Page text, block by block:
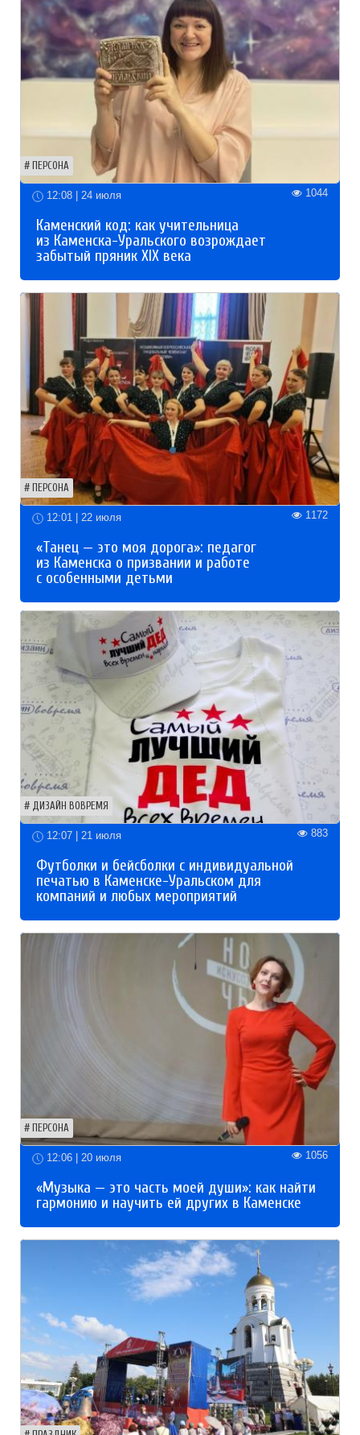
ПЕРСОНА
12:08 | 24 июля 1044
Каменский код: как учительница
из Каменска-Уральского возрождает
забытый пряник XIX века
ПЕРСОНА
12:01 | 22 июля 1172
«Танец — это моя дорога»: педагог
из Каменска о призвании и работе
с особенными детьми
ДИЗАЙН ВОВРЕМЯ
12:07 | 21 июля 883
Футболки и бейсболки с индивидуальной
печатью в Каменске-Уральском для
компаний и любых мероприятий
ПЕРСОНА
12:06 | 20 июля 1056
«Музыка — это часть моей души»: как найти
гармонию и научить ей других в Каменске